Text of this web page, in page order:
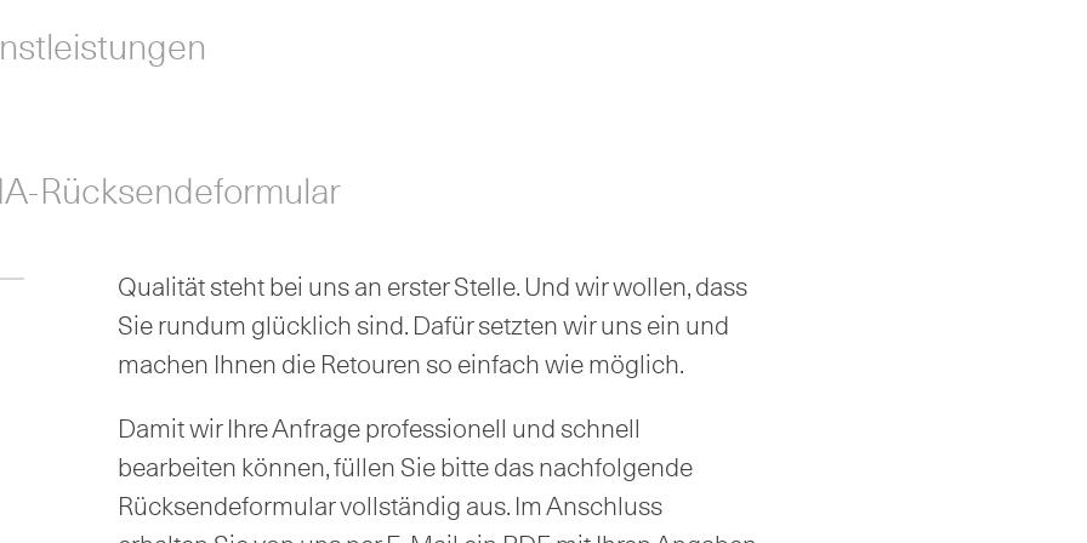
Rücksendeformular
Qualität steht bei uns an erster Stelle. Und wir wollen, dass
Sie rundum glücklich sind. Dafür setzten wir uns ein und
machen Ihnen die Retouren so einfach wie möglich.
Damit wir Ihre Anfrage professionell und schnell
bearbeiten können, füllen Sie bitte das nachfolgende
Rücksendeformular vollständig aus. Im Anschluss